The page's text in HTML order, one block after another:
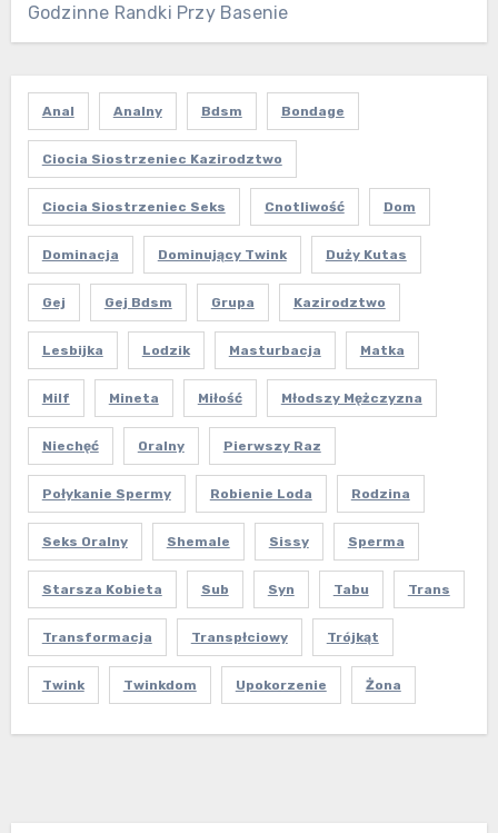
Godzinne Randki Przy Basenie
Anal Analny Bdsm Bondage
Ciocia Siostrzeniec Kazirodztwo
Ciocia Siostrzeniec Seks Cnotliwość Dom
Dominacja Dominujący Twink Duży Kutas
Gej Gej Bdsm Grupa Kazirodztwo
Lesbijka Lodzik Masturbacja Matka
Milf Mineta Miłość Młodszy Mężczyzna
Niechęć Oralny Pierwszy Raz
Połykanie Spermy Robienie Loda Rodzina
Seks Oralny Shemale Sissy Sperma
Starsza Kobieta Sub Syn Tabu Trans
Transformacja Transpłciowy Trójkąt
Twink Twinkdom Upokorzenie Żona